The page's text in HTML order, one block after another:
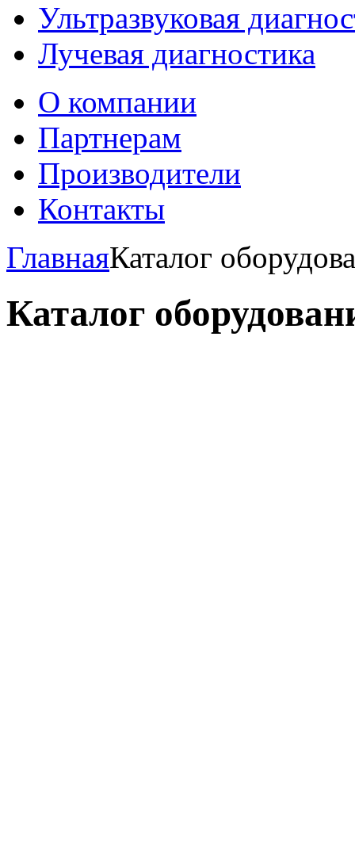
Ультразвуковая
Лучевая диагностика
О компании
Партнерам
Производители
Контакты
ГлавнаяКаталог
Каталог